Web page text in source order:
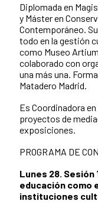
Diplomada en
y Máster en
Contemporáneo.
todo en la gestión
como Museo
colaborado con
una más una.
Matadero Madrid.
Es Coordinadora
proyectos de
exposiciones.
PROGRAMA DE
Lunes 28. Sesión
educación como
instituciones